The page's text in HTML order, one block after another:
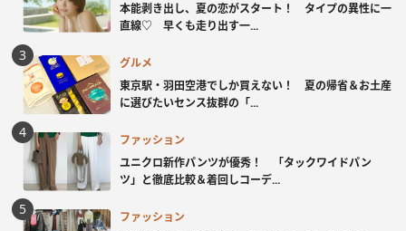
本能剥き出し、夏の恋がスタート！ タイプの異性に一
直線♡ 早くも走り出す一...
グルメ
東京駅・羽田空港でしか買えない！ 夏の帰省＆お土産
に選びたいセンス抜群の「...
ファッション
ユニクロ新作パンツが優秀！ 「タックワイドパン
ツ」と徹底比較＆着回しコーデ...
ファッション